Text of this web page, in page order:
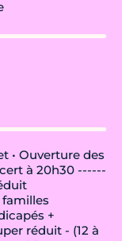
• Ouverture des
à 20h30 ------
familles
+
réduit - (12 à